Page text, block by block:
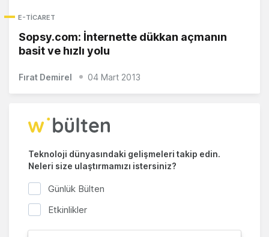
E-TICARET
Sopsy.com: İnternette dükkan açmanın
basit ve hızlı yolu
Fırat Demirel 04 Mart 2013
Teknoloji dünyasındaki gelişmeleri takip edin.
Neleri size ulaştırmamızı istersiniz?
Günlük Bülten
Etkinlikler